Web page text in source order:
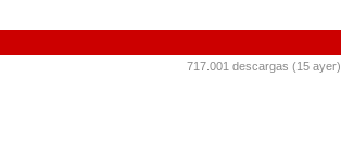
717.001 descargas (15 ayer)